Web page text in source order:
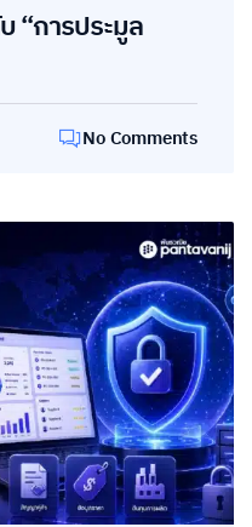
“การประมูล
No Comments